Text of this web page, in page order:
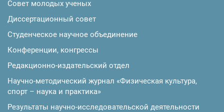
Совет молодых ученых
Диссертационный совет
Студенческое научное объединение
Конференции, конгрессы
Редакционно-издательский отдел
Научно-методический журнал «Физическая культура,
спорт – наука и практика»
Результаты научно-исследовательской деятельности